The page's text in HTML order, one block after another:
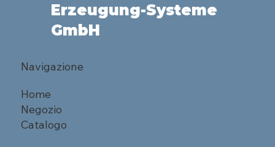
Erzeugung-Systeme
GmbH
Navigazione
Home
Negozio
Catalogo